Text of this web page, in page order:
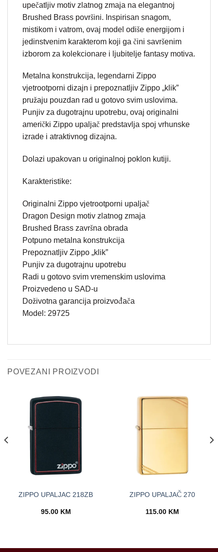
upečatljiv motiv zlatnog zmaja na elegantnoj
Brushed Brass površini. Inspirisan snagom,
mistikom i vatrom, ovaj model odiše energijom i
jedinstvenim karakterom koji ga čini savršenim
izborom za kolekcionare i ljubitelje fantasy motiva.
Metalna konstrukcija, legendarni Zippo
vjetrootporni dizajn i prepoznatljiv Zippo „klik”
pružaju pouzdan rad u gotovo svim uslovima.
Punjiv za dugotrajnu upotrebu, ovaj originalni
američki Zippo upaljač predstavlja spoj vrhunske
izrade i atraktivnog dizajna.
Dolazi upakovan u originalnoj poklon kutiji.
Karakteristike:
Originalni Zippo vjetrootporni upaljač
Dragon Design motiv zlatnog zmaja
Brushed Brass završna obrada
Potpuno metalna konstrukcija
Prepoznatljiv Zippo „klik”
Punjiv za dugotrajnu upotrebu
Radi u gotovo svim vremenskim uslovima
Proizvedeno u SAD-u
Doživotna garancija proizvođača
Model: 29725
POVEZANI PROIZVODI
ZIPPO UPALJAC 218ZB
95.00 KM
ZIPPO UPALJAČ 270
115.00 KM